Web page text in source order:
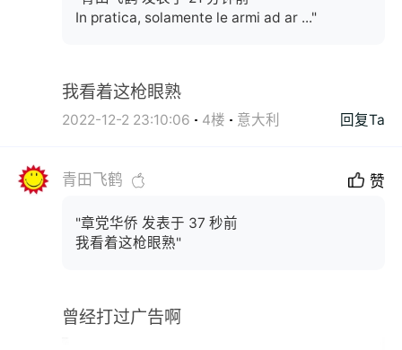
In pratica, solamente le armi ad ar ..."
我看着这枪眼熟
2022-12-2 23:10:06 4楼 意大利 回复Ta
青田飞鹤 赞
"章党华侨 发表于 37 秒前
我看着这枪眼熟"
曾经打过广告啊